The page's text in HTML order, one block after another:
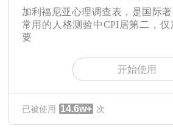
加利福尼亚心理调查表，是国际
常用的人格测验中CPI居第二，仅
要
开始使用
已被使用 14.6w+ 次